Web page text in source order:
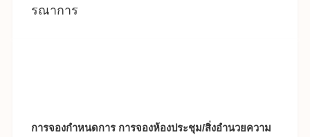
รณาการ
การจองกำหนดการ การจองห้องประชุม/สิ่งอำนวยความ